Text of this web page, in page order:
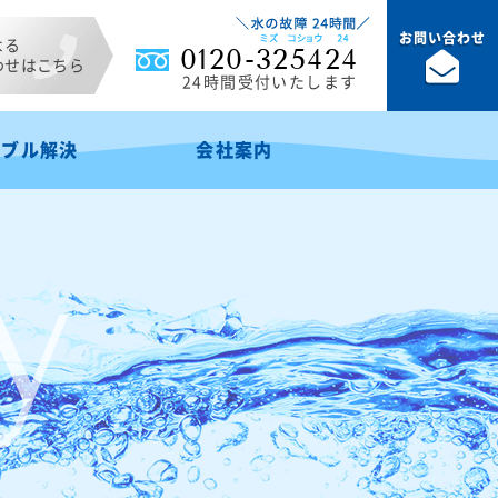
はこちら
0120-325424
24時間受付いたします
お問い合わせ
ル解決 会社案内